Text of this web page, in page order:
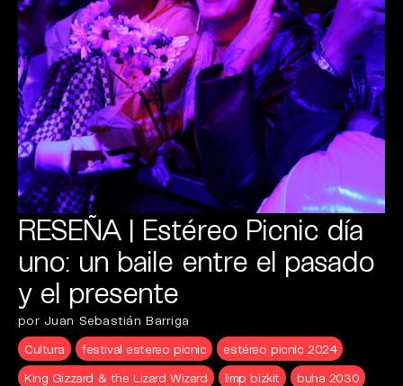
RESEÑA | Estéreo Picnic día
uno: un baile entre el pasado
y el presente
por Juan Sebastián Barriga
Cultura
festival estereo picnic
estéreo picnic 2024
King Gizzard & the Lizard Wizard
limp bizkit
buha 2030